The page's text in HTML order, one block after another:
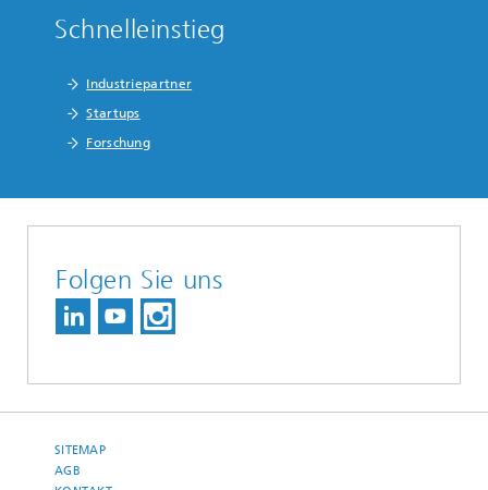
Schnelleinstieg
Industriepartner
Startups
Forschung
Folgen Sie uns
SITEMAP
AGB